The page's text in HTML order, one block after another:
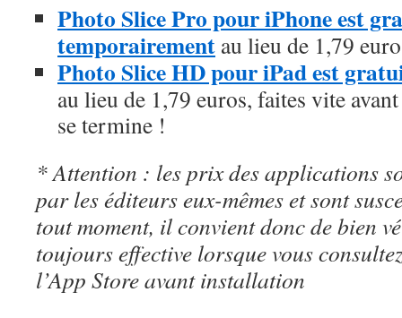
Photo Slice Pro pour iPhone est
temporairement au lieu de 1,79
Photo Slice HD pour iPad est
au lieu de 1,79 euros, faites vite
se termine !
* Attention : les prix des applications
par les éditeurs eux-mêmes et sont
tout moment, il convient donc de bien
toujours effective lorsque vous
l’App Store avant installation